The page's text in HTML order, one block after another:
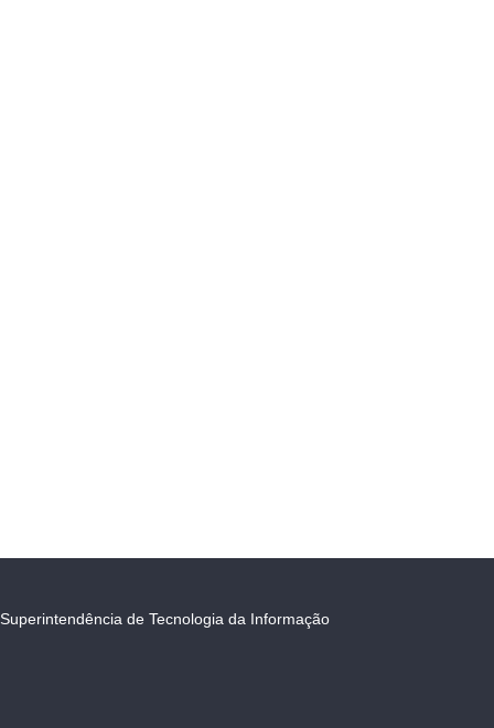
Superintendência de Tecnologia da Informação